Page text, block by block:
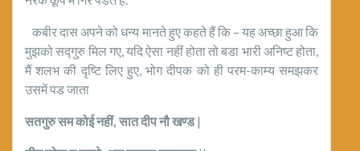
कबीर दास अपने को धन्य मानते हुए कहते हैं कि – यह अच्छा हुआ कि
मुझको सद्गुरु मिल गए, यदि ऐसा नहीं होता तो बडा भारी अनिष्ट होता,
मैं शलभ की दृष्टि लिए हुए, भोग दीपक को ही परम-काम्य समझकर
उसमें पड जाता
सतगुरु सम कोई नहीं, सात दीप नौ खण्ड|